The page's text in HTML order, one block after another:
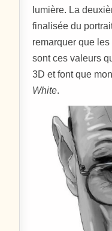
lumière. La
finalisée du
remarquer que
sont ces valeurs
3D et font que
White.